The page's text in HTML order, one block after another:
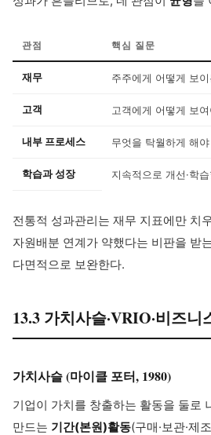
관점 핵심 질문
재무 주주에게 어떻게 보
고객 고객에게 어떻게 보
내부 프로세스 무엇을 탁월하게 해
학습과 성장 지속적으로 개선·학
전통적 성과관리는 재무 지표에만 치
자원배분 연계가 약했다는 비판을 받
다면적으로 보완한다.
13.3 가치사슬·VRIO·비즈
가치사슬 (마이클 포터, 1980)
기업이 가치를 창출하는 활동을 둘로
만드는 기간(본원)활동(구매·보관·제